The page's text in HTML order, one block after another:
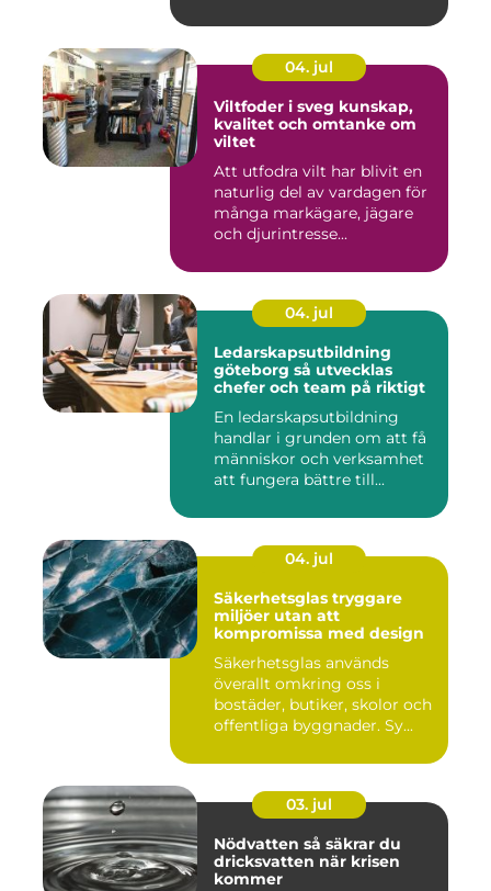
04. jul
Viltfoder i sveg kunskap,
kvalitet och omtanke om
viltet
Att utfodra vilt har blivit en
naturlig del av vardagen för
många markägare, jägare
och djurintresse...
04. jul
Ledarskapsutbildning
göteborg så utvecklas
chefer och team på riktigt
En ledarskapsutbildning
handlar i grunden om att få
människor och verksamhet
att fungera bättre till...
04. jul
Säkerhetsglas tryggare
miljöer utan att
kompromissa med design
Säkerhetsglas används
överallt omkring oss i
bostäder, butiker, skolor och
offentliga byggnader. Sy...
03. jul
Nödvatten så säkrar du
dricksvatten när krisen
kommer